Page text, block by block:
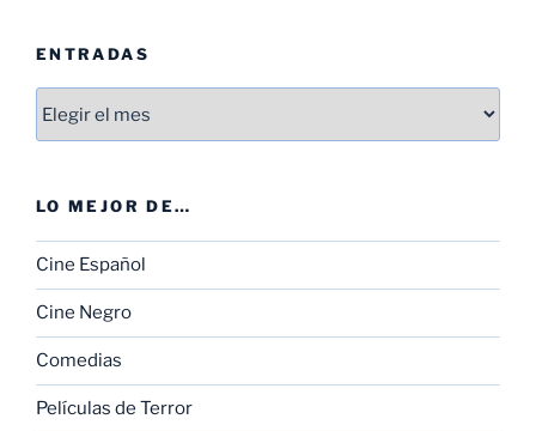
ENTRADAS
LO MEJOR DE…
Cine Español
Cine Negro
Comedias
Películas de Terror